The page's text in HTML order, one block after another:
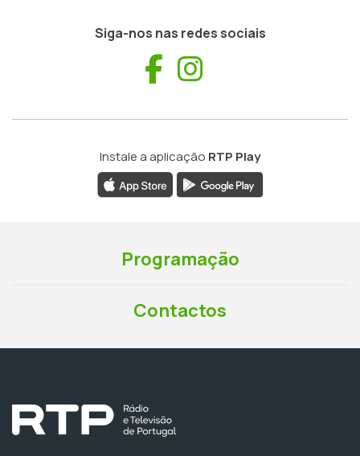
Siga-nos nas redes sociais
Facebook
Instale a aplicação RTP Play
Programação
Contactos